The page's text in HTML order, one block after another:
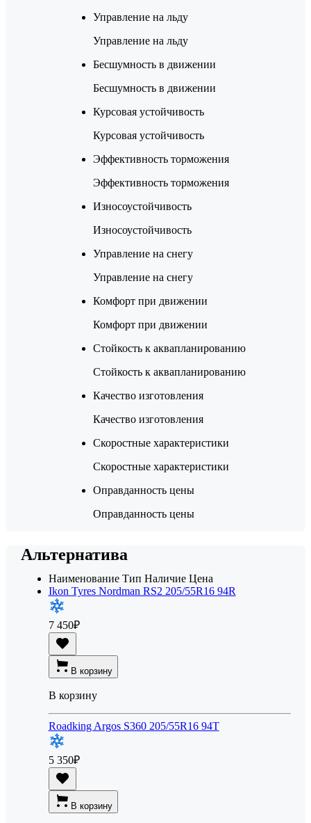
Управление на льду
Управление на льду
Бесшумность в движении
Бесшумность в движении
Курсовая устойчивость
Курсовая устойчивость
Эффективность торможения
Эффективность торможения
Износоустойчивость
Износоустойчивость
Управление на снегу
Управление на снегу
Комфорт при движении
Комфорт при движении
Стойкость к аквапланированию
Стойкость к аквапланированию
Качество изготовления
Качество изготовления
Скоростные характеристики
Скоростные характеристики
Оправданность цены
Оправданность цены
Альтернатива
Наименование Тип Наличие Цена
Ikon Tyres Nordman RS2 205/55R16 94R
7 450₽
В корзину
В корзину
Roadking Argos S360 205/55R16 94T
5 350₽
В корзину